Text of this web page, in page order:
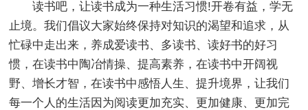
读书吧，让读书成为一种生活习惯!开卷有益，学无
止境。我们倡议大家始终保持对知识的渴望和追求，从
忙碌中走出来，养成爱读书、多读书、读好书的好习
惯，在读书中陶冶情操、提高素养，在读书中开阔视
野、增长才智，在读书中感悟人生、提升境界，让我们
每一个人的生活因为阅读更加充实、更加健康、更加完